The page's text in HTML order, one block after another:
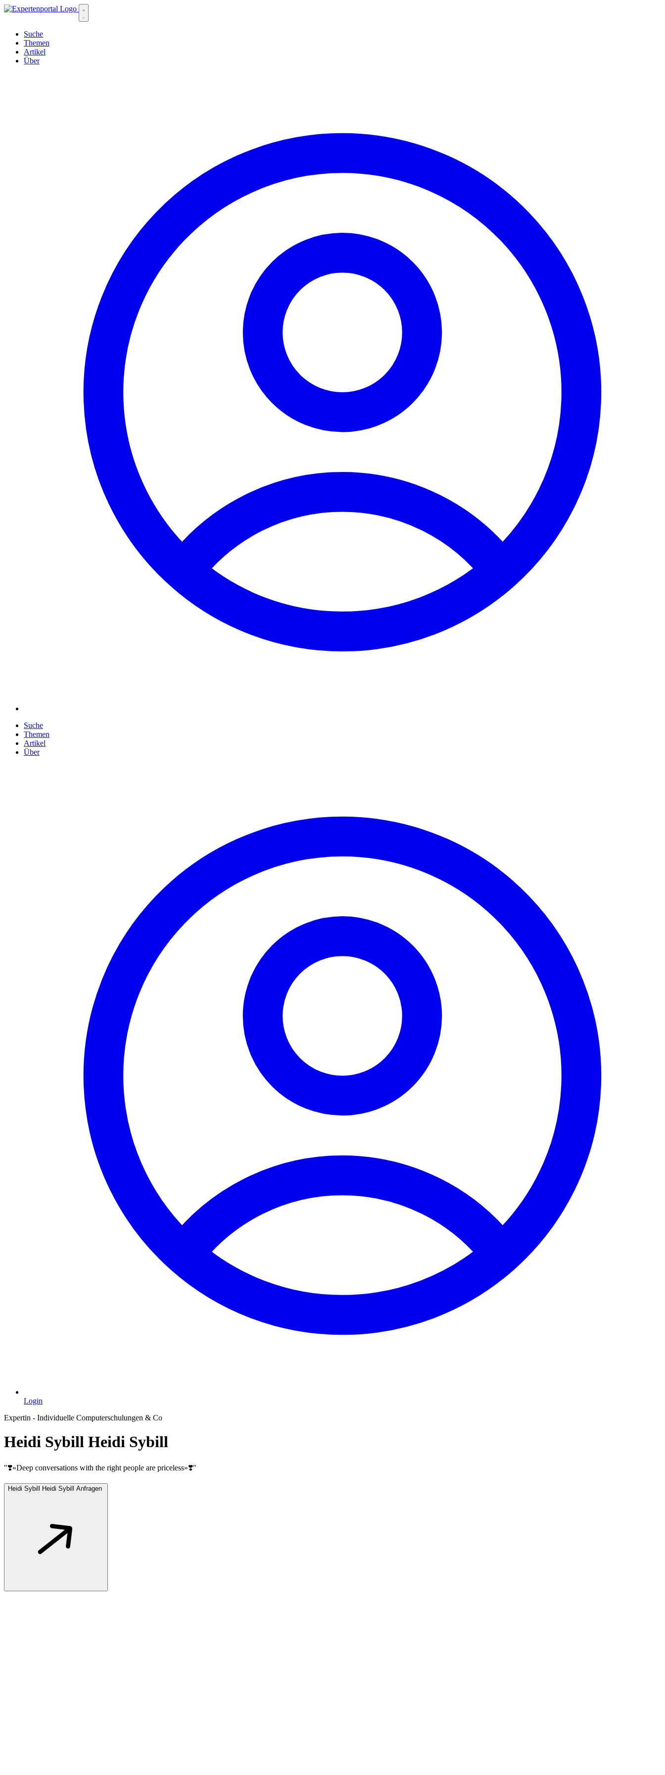
Suche
Themen
Artikel
Über
Suche
Themen
Artikel
Über
Login
Expertin - Individuelle Computerschulungen & Co
Heidi Sybill Heidi Sybill
"❣️«Deep conversations with the right people are priceless»❣️"
Heidi Sybill Heidi Sybill Anfragen